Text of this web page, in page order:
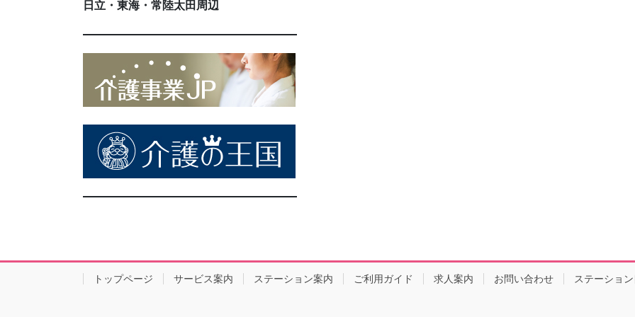
日立・東海・常陸太田周辺
トップページ サービス案内 ステーション案内 ご利用ガイド 求人案内 お問い合わせ ステーショ